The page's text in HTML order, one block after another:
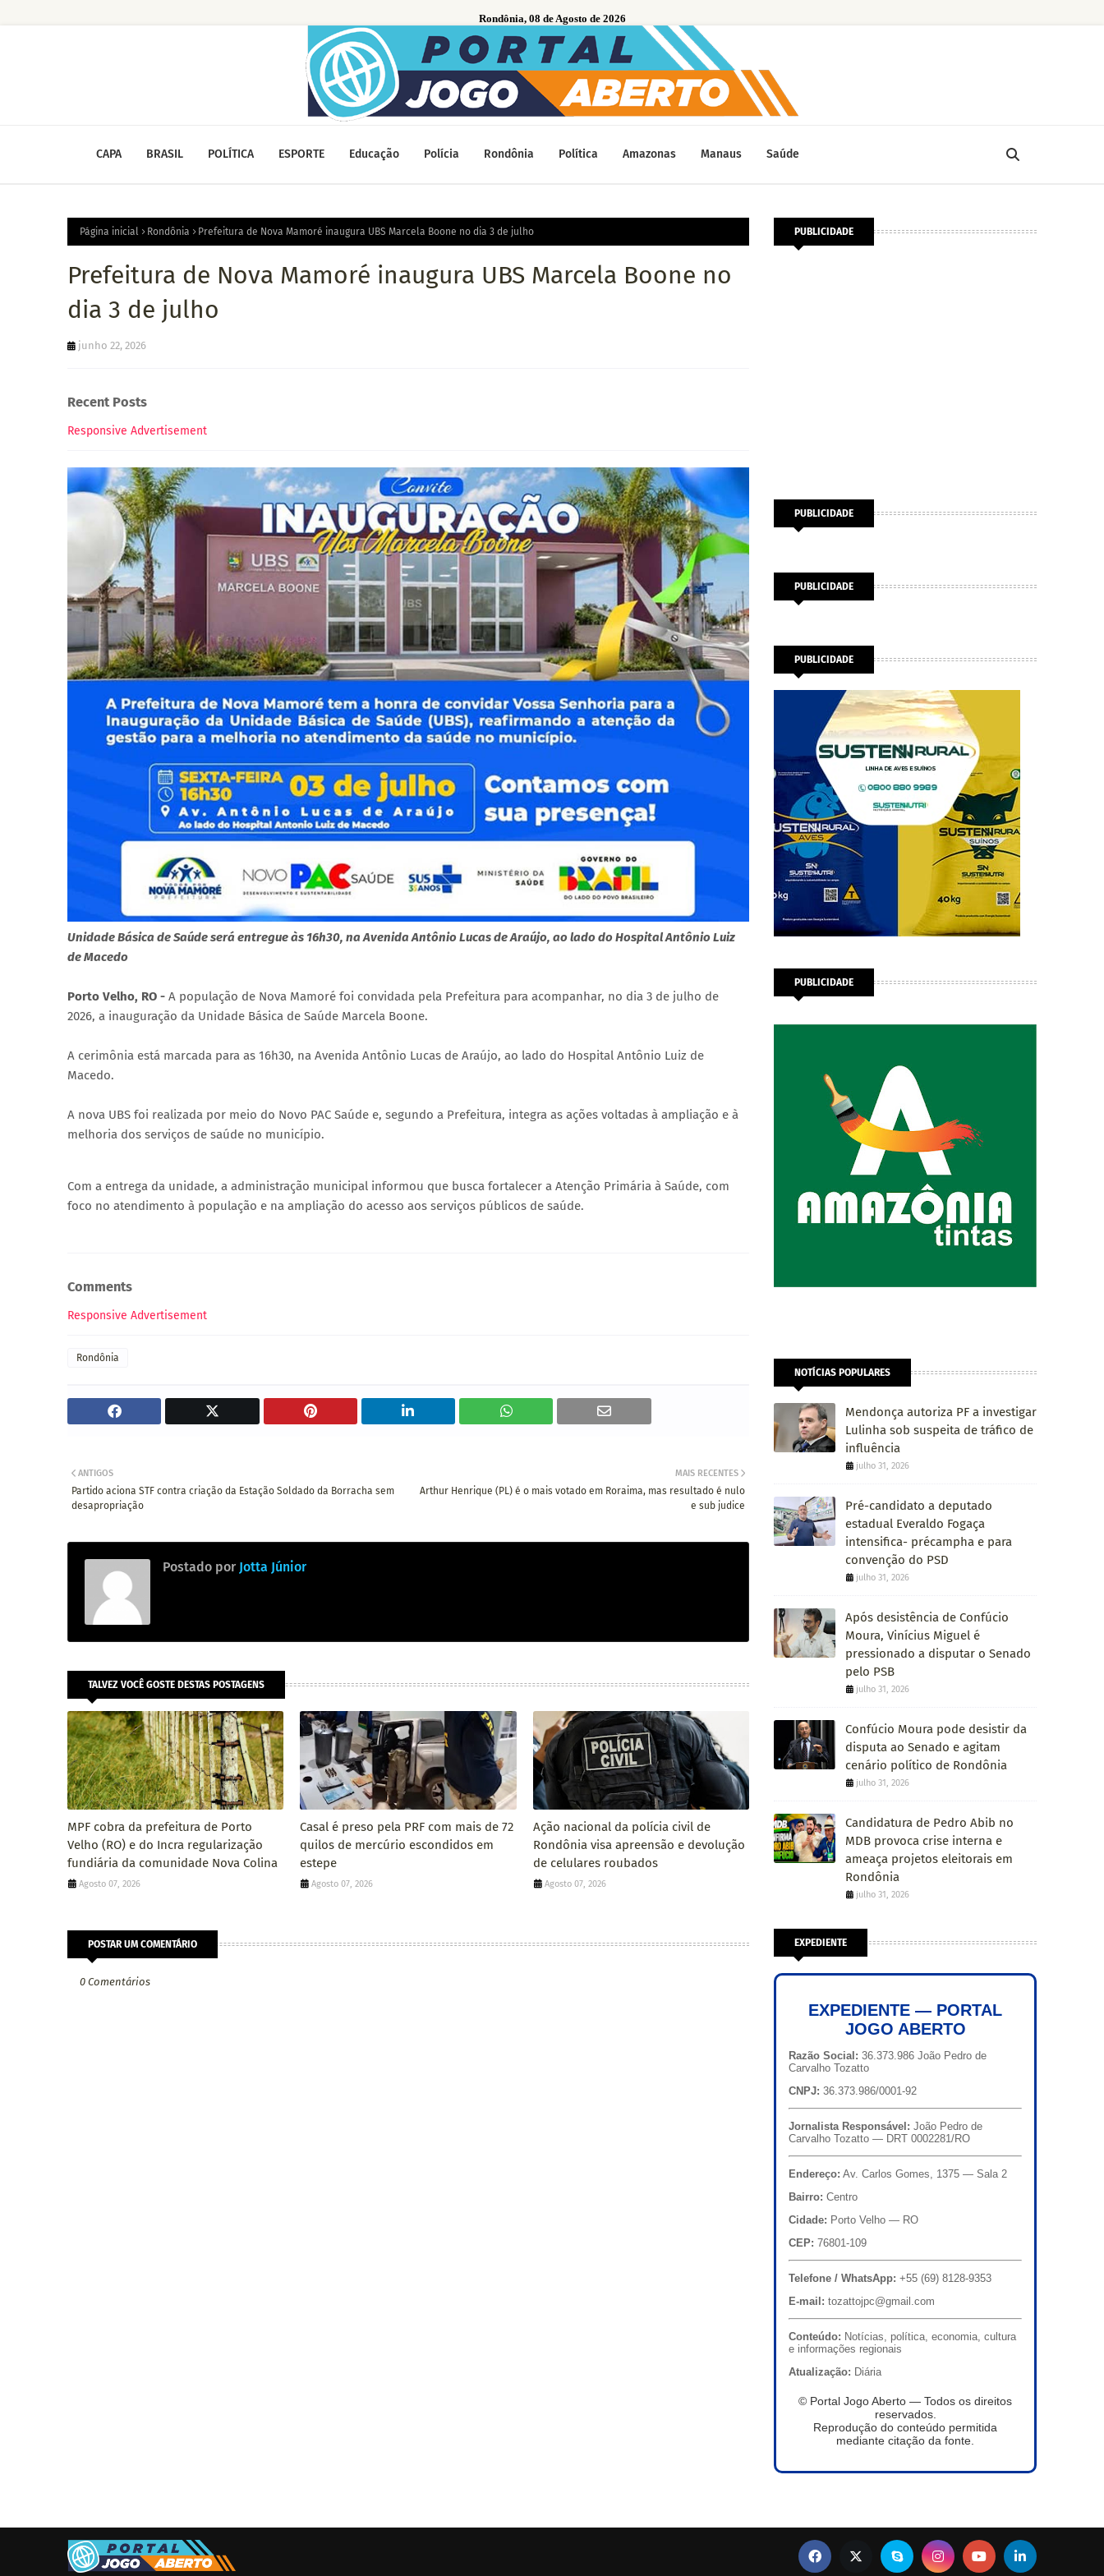
Rondônia, 08 de Agosto de 2026
CAPA BRASIL POLÍTICA ESPORTE Educação Polícia Rondônia Política Amazonas Manaus Saúde
Página inicial Rondônia Prefeitura de Nova Mamoré inaugura UBS Marcela Boone no dia 3 de julho
Prefeitura de Nova Mamoré inaugura UBS Marcela Boone no
dia 3 de julho
junho 22, 2026
Recent Posts
Responsive Advertisement
Unidade Básica de Saúde será entregue às 16h30, na Avenida Antônio Lucas de Araújo, ao lado do Hospital Antônio Luiz
de Macedo
Porto Velho, RO - A população de Nova Mamoré foi convidada pela Prefeitura para acompanhar, no dia 3 de julho de
2026, a inauguração da Unidade Básica de Saúde Marcela Boone.
A cerimônia está marcada para as 16h30, na Avenida Antônio Lucas de Araújo, ao lado do Hospital Antônio Luiz de
Macedo.
A nova UBS foi realizada por meio do Novo PAC Saúde e, segundo a Prefeitura, integra as ações voltadas à ampliação e à
melhoria dos serviços de saúde no município.
Com a entrega da unidade, a administração municipal informou que busca fortalecer a Atenção Primária à Saúde, com
foco no atendimento à população e na ampliação do acesso aos serviços públicos de saúde.
Comments
Responsive Advertisement
Rondônia
MAIS RECENTES
Arthur Henrique (PL) é o mais votado em Roraima, mas resultado é nulo
e sub judice
ANTIGOS
Partido aciona STF contra criação da Estação Soldado da Borracha sem
desapropriação
Postado por Jotta Júnior
TALVEZ VOCÊ GOSTE DESTAS POSTAGENS
MPF cobra da prefeitura de Porto
Velho (RO) e do Incra regularização
fundiária da comunidade Nova Colina
Agosto 07, 2026
Casal é preso pela PRF com mais de 72
quilos de mercúrio escondidos em
estepe
Agosto 07, 2026
Ação nacional da polícia civil de
Rondônia visa apreensão e devolução
de celulares roubados
Agosto 07, 2026
POSTAR UM COMENTÁRIO
0 Comentários
PUBLICIDADE
PUBLICIDADE
PUBLICIDADE
PUBLICIDADE
PUBLICIDADE
NOTÍCIAS POPULARES
Mendonça autoriza PF a investigar
Lulinha sob suspeita de tráfico de
influência
julho 31, 2026
Pré-candidato a deputado
estadual Everaldo Fogaça
intensifica- précampha e para
convenção do PSD
julho 31, 2026
Após desistência de Confúcio
Moura, Vinícius Miguel é
pressionado a disputar o Senado
pelo PSB
julho 31, 2026
Confúcio Moura pode desistir da
disputa ao Senado e agitam
cenário político de Rondônia
julho 31, 2026
Candidatura de Pedro Abib no
MDB provoca crise interna e
ameaça projetos eleitorais em
Rondônia
julho 31, 2026
EXPEDIENTE
EXPEDIENTE — PORTAL
JOGO ABERTO
Razão Social: 36.373.986 João Pedro de
Carvalho Tozatto
CNPJ: 36.373.986/0001-92
Jornalista Responsável: João Pedro de
Carvalho Tozatto — DRT 0002281/RO
Endereço: Av. Carlos Gomes, 1375 — Sala 2
Bairro: Centro
Cidade: Porto Velho — RO
CEP: 76801-109
Telefone / WhatsApp: +55 (69) 8128-9353
E-mail: tozattojpc@gmail.com
Conteúdo: Notícias, política, economia, cultura
e informações regionais
Atualização: Diária
© Portal Jogo Aberto — Todos os direitos
reservados.
Reprodução do conteúdo permitida
mediante citação da fonte.